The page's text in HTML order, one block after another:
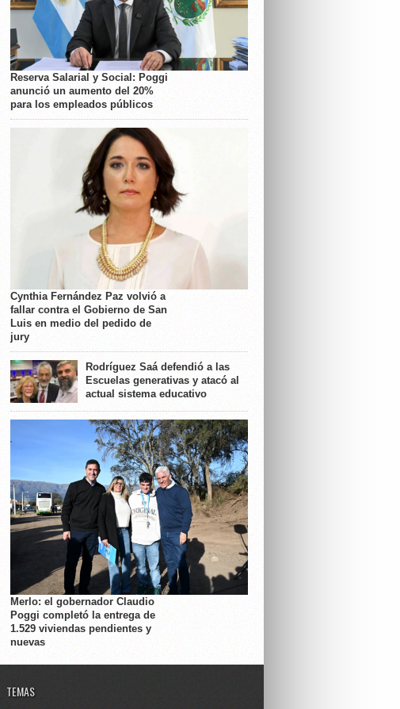
Reserva Salarial y Social: Poggi
anunció un aumento del 20%
para los empleados públicos
Cynthia Fernández Paz volvió a
fallar contra el Gobierno de San
Luis en medio del pedido de
jury
Rodríguez Saá defendió a las
Escuelas generativas y atacó al
actual sistema educativo
Merlo: el gobernador Claudio
Poggi completó la entrega de
1.529 viviendas pendientes y
nuevas
TEMAS